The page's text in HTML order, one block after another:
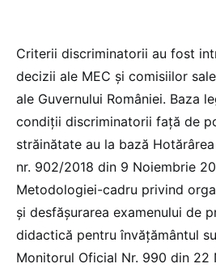
Criterii discriminatorii au fost
decizii ale MEC și comisiilor
ale Guvernului României. Baza
condiții discriminatorii față de
străinătate au la bază
nr. 902/2018 din 9 Noiembrie
Metodologiei-cadru privind
şi desfășurarea examenului de
didactică pentru învăţământul
Monitorul Oficial Nr. 990 din 22